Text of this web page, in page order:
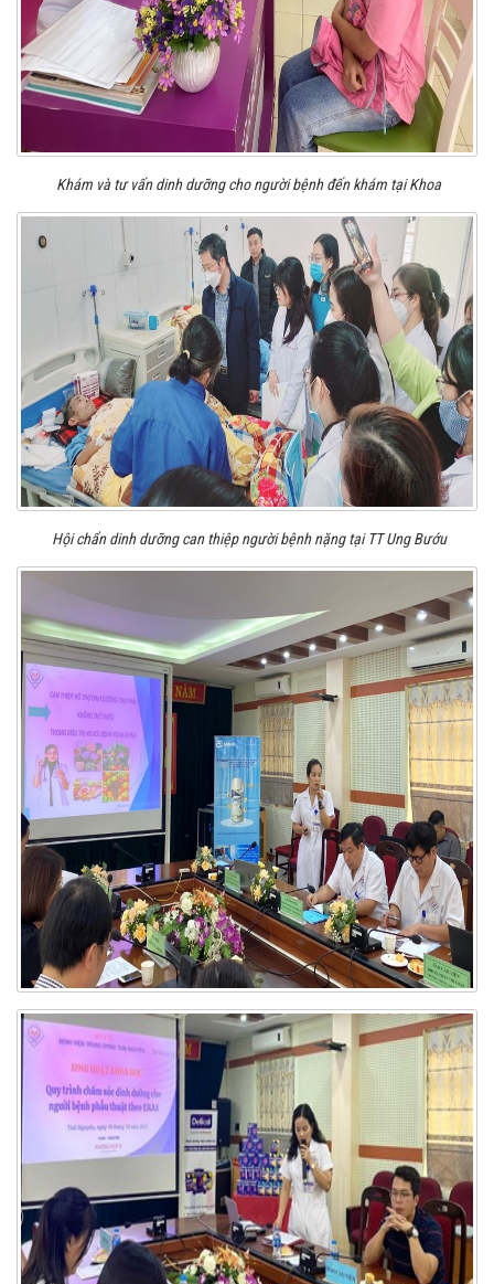
Khám và tư vấn dinh dưỡng cho người bệnh đến khám tại Khoa
Hội chẩn dinh dưỡng can thiệp người bệnh nặng tại TT Ung Bướu